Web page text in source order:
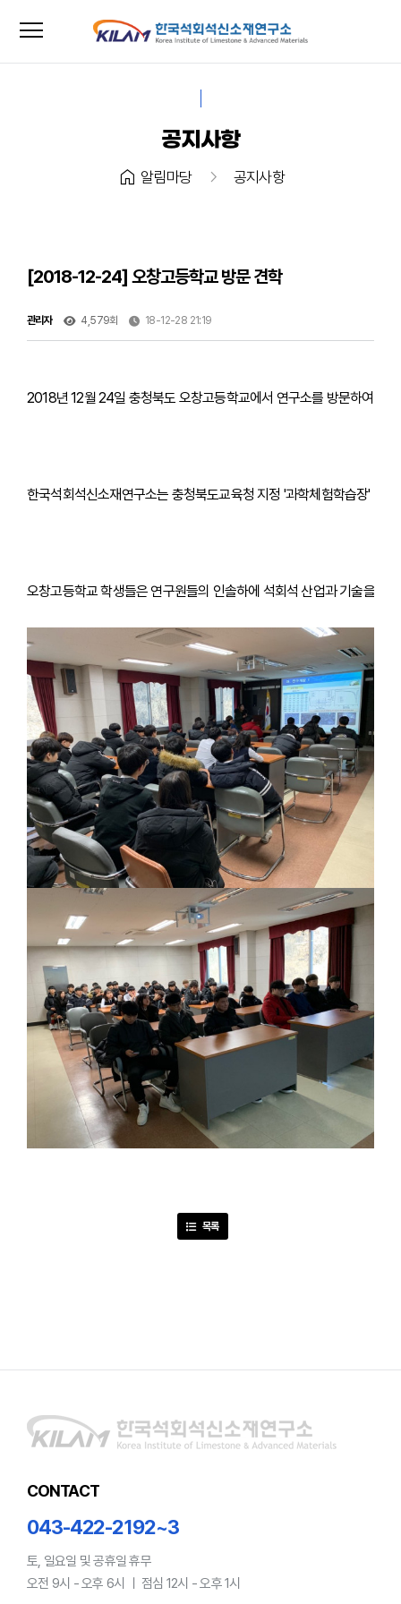
menu
공지사항
home 알림마당 chevron_right 공지사항
[2018-12-24] 오창고등학교 방문 견학
관리자 4,579회 18-12-28 21:19
2018년 12월 24일 충청북도 오창고등학교에서 연구소를 방문하여 견
한국석회석신소재연구소는 충청북도교육청 지정 '과학체험학습장' 및
오창고등학교 학생들은 연구원들의 인솔하에 석회석 산업과 기술을 주
목록
CONTACT
043-422-2192~3
토, 일요일 및 공휴일 휴무
오전 9시 - 오후 6시 ㅣ 점심 12시 - 오후 1시